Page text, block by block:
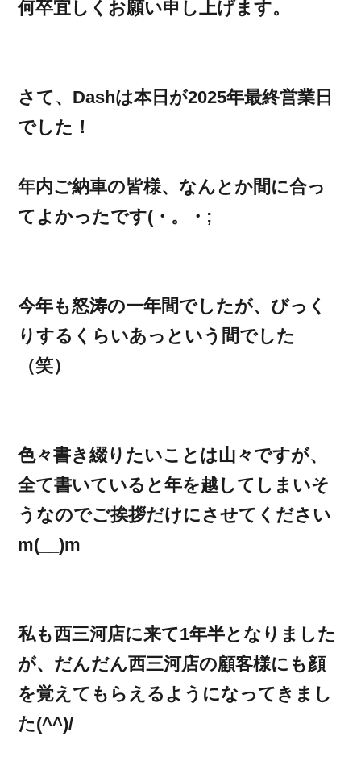
何卒宜しくお願い申し上げます。
さて、Dashは本日が2025年最終営業日
でした！
年内ご納車の皆様、なんとか間に合っ
てよかったです(・。・;
今年も怒涛の一年間でしたが、びっく
りするくらいあっという間でした
（笑）
色々書き綴りたいことは山々ですが、
全て書いていると年を越してしまいそ
うなのでご挨拶だけにさせてください
m(__)m
私も西三河店に来て1年半となりました
が、だんだん西三河店の顧客様にも顔
を覚えてもらえるようになってきまし
た(^^)/